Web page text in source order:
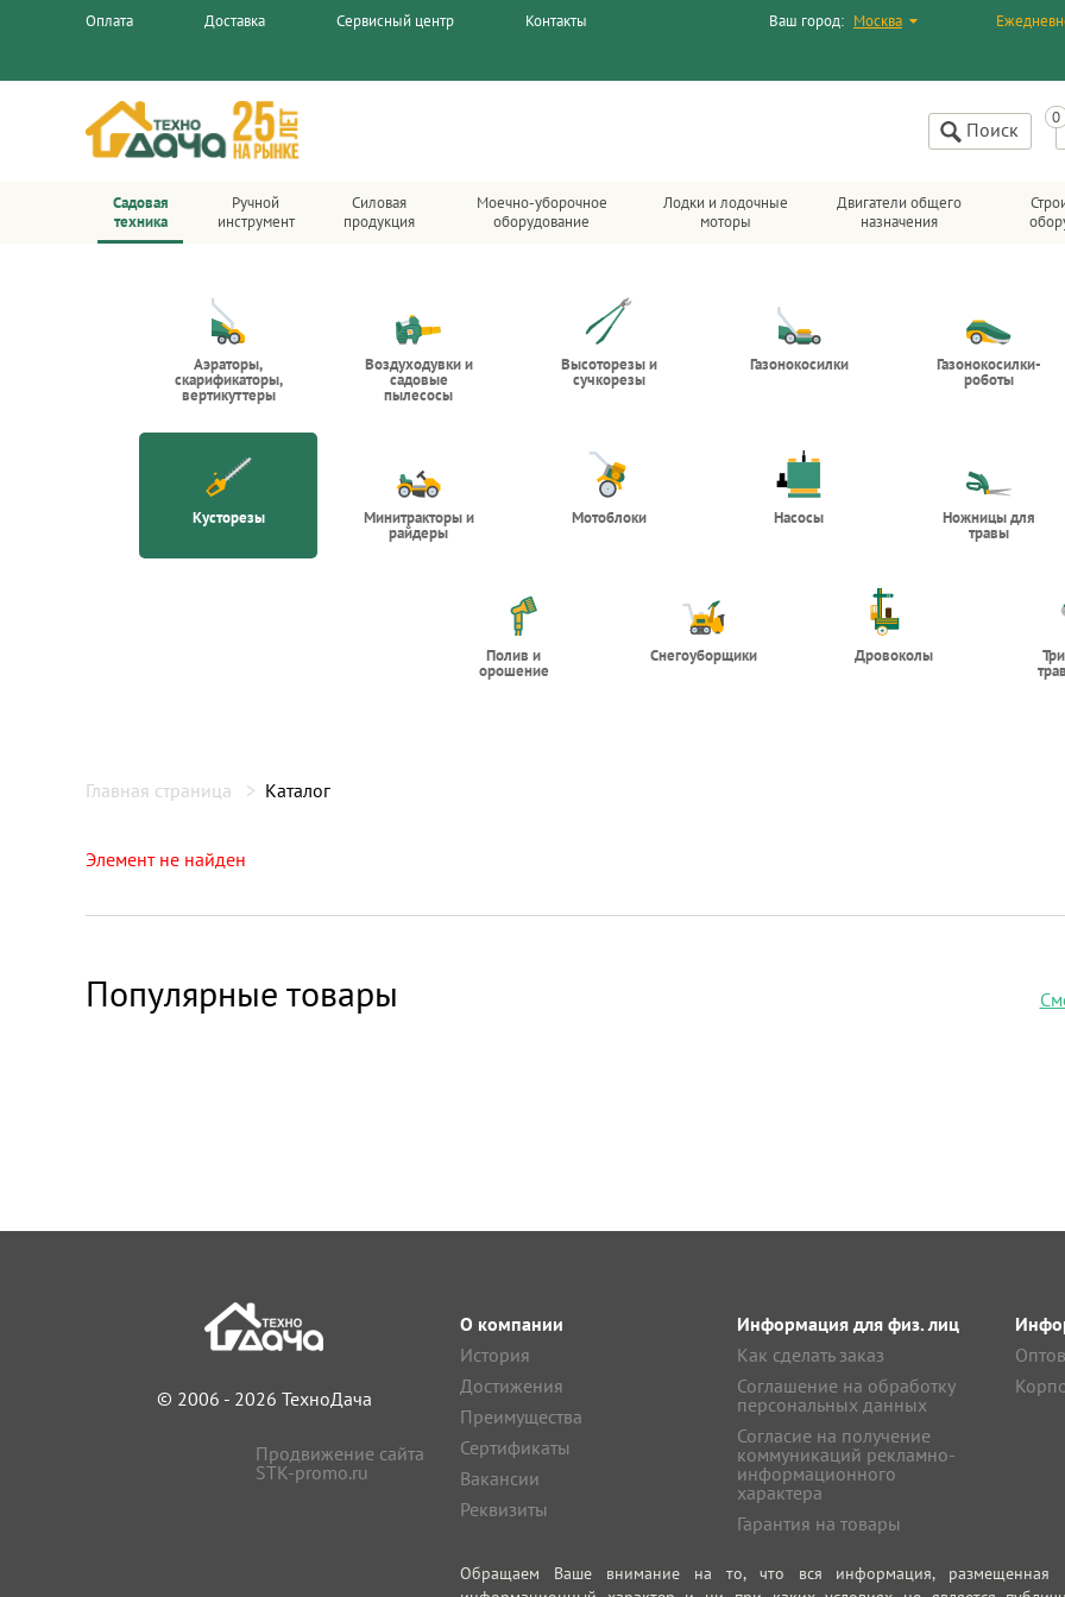
Оплата Доставка Сервисный центр Контакты Ваш город: Москва
Поиск
Садовая
техника
Ручной
инструмент
Силовая
продукция
Моечно-уборочное
оборудование
Лодки и лодочные
моторы
Двигатели общего
назначения
Аэраторы,
скарификаторы,
вертикуттеры
Воздуходувки и
садовые
пылесосы
Высоторезы и
сучкорезы
Газонокосилки Газонокосилки-
роботы
Кусторезы Минитракторы и
райдеры
Мотоблоки Насосы Ножницы для
травы
Полив и
орошение
Снегоуборщики Дровоколы
Главная страница Каталог
Элемент не найден
Популярные товары
© 2006 - 2026 ТехноДача
Продвижение сайта
STK-promo.ru
О компании
История
Достижения
Преимущества
Сертификаты
Вакансии
Реквизиты
Информация для физ. лиц
Как сделать заказ
Соглашение на обработку
персональных данных
Согласие на получение
коммуникаций рекламно-
информационного
характера
Гарантия на товары
Обращаем Ваше внимание на то, что вся информация, размещенная